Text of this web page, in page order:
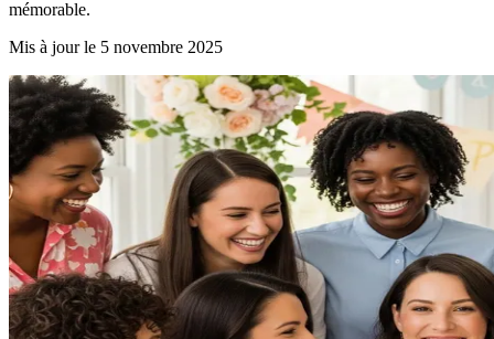
mémorable.
Mis à jour le 5 novembre 2025